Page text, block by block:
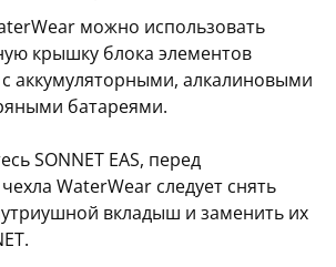
можно использовать
крышку блока элементов
с аккумуляторными, алкалиновыми
батареями.
SONNET EAS, перед
WaterWear следует снять
вкладыш и заменить их